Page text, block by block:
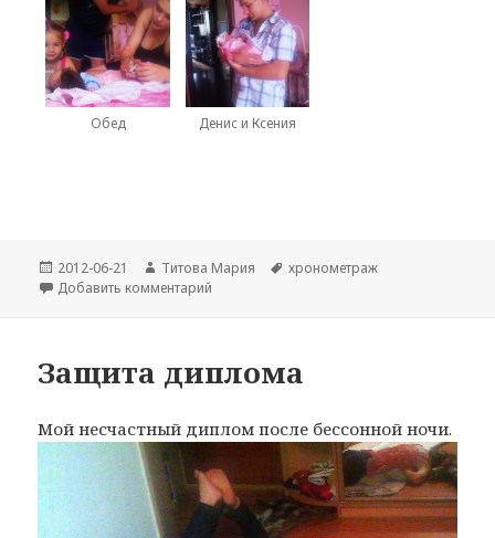
Обед Денис и Ксения
Опубликовано
2012-06-21 Автор
Титова Мария Метки
хронометраж
Добавить комментарий
Защита диплома
Мой несчастный диплом после бессонной ночи.